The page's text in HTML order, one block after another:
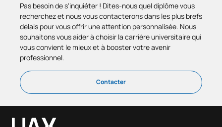
Pas besoin de s'inquiéter ! Dites-nous quel diplôme vous
recherchez et nous vous contacterons dans les plus brefs
délais pour vous offrir une attention personnalisée. Nous
souhaitons vous aider à choisir la carrière universitaire qui
vous convient le mieux et à booster votre avenir
professionnel.
Contacter